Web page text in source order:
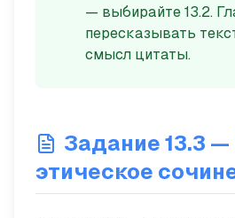
— выбирайте 13.2.
пересказывать
смысл цитаты.
Задание 13.3
этическое